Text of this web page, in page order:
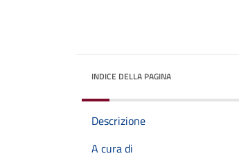
INDICE DELLA PAGINA
Descrizione
A cura di